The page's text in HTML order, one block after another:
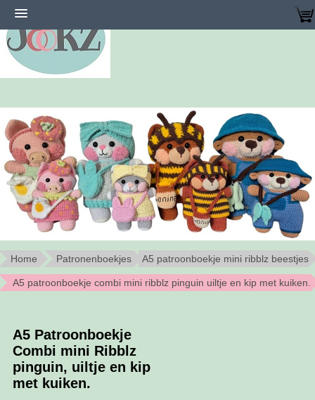
Home Patronenboekjes A5 patroonboekje mini ribblz beestjes
A5 patroonboekje combi mini ribblz pinguin uiltje en kip met kuiken.
A5 Patroonboekje
Combi mini Ribblz
pinguin, uiltje en kip
met kuiken.